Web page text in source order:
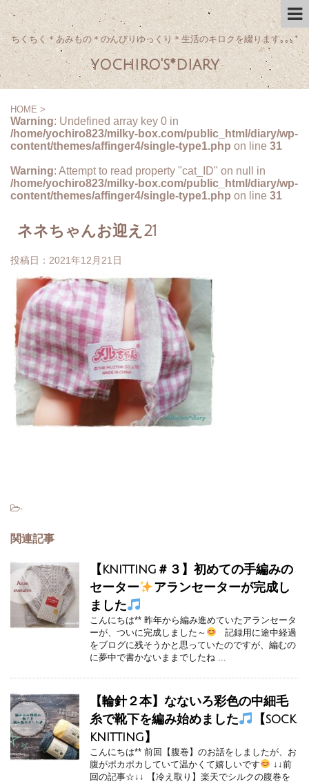
ちくちく＊あみもの＊のんびりゆっくり＊生活のキロクを綴ります｡｡｡*
yochiro's*diary
HOME >
Warning: Undefined array key 0 in
/home/yochiro823/milky-box.com/public_html/diary/wp-
content/themes/affinger4/single-type1.php on line 31
Warning: Attempt to read property "cat_ID" on null in
/home/yochiro823/milky-box.com/public_html/diary/wp-
content/themes/affinger4/single-type1.php on line 31
ネネちゃんお迎え21
投稿日： 2021年12月21日
-
関連記事
【knitting＃３】初めての手編みの
セーター
アランセーターが完成し
ました
こんにちは** 昨年から編み進めていたアランセータ
ーが、ついに完成しました～
記録用に途中経過
をブログに残そうかと思っていたのですが、編むの
に夢中で書かないままでしたね ...
【輪針２本】なないろ彩色の中細毛
糸で靴下を編み始めました
【sock
knitting】
こんにちは** 前回【腹巻】のお話をしましたが、お
腹がポカポカしていて温かくて嬉しいです
↓↓前
回の記事☆↓↓ 【冷え取り】楽天でシルクの腹巻を